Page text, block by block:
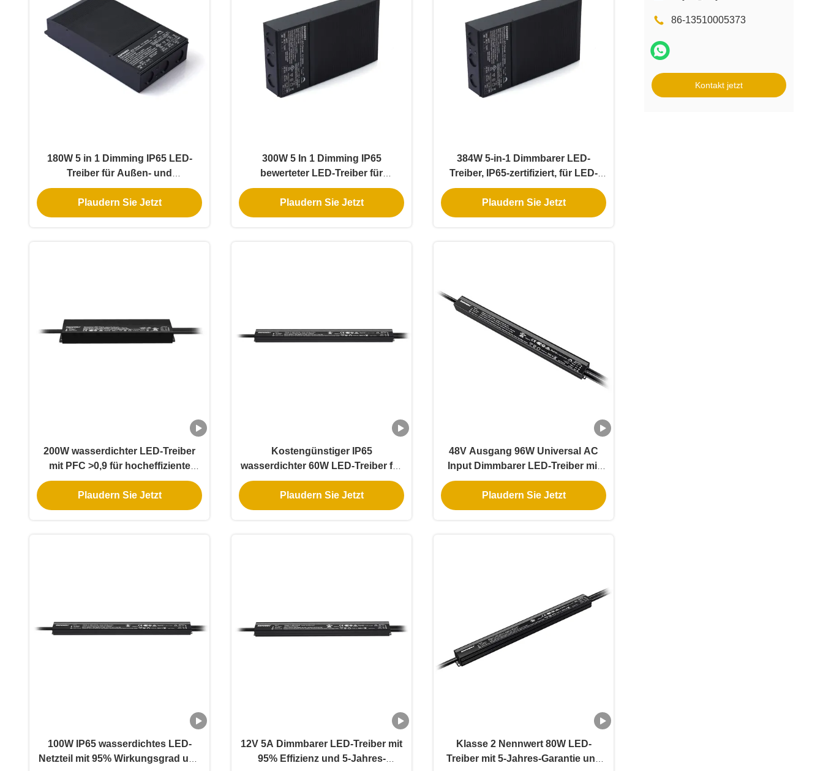
86-13510005373
Kontakt jetzt
180W 5 in 1 Dimming IP65 LED-
Treiber für Außen- und
Innenbeleuchtungsanwendungen
Plaudern Sie Jetzt
300W 5 In 1 Dimming IP65
bewerteter LED-Treiber für
dimmbare Stromversorgung
Plaudern Sie Jetzt
384W 5-in-1 Dimmbarer LED-
Treiber, IP65-zertifiziert, für LED-
Streifen und Pendelleuchten
Plaudern Sie Jetzt
200W wasserdichter LED-Treiber
mit PFC >0,9 für hocheffiziente
kommerzielle Projekte
Plaudern Sie Jetzt
Kostengünstiger IP65
wasserdichter 60W LED-Treiber für
Außenbeleuchtung mit
Aluminiumgehäuse
Plaudern Sie Jetzt
48V Ausgang 96W Universal AC
Input Dimmbarer LED-Treiber mit
IP67 wasserdichtem
Aluminiumgehäuse
Plaudern Sie Jetzt
100W IP65 wasserdichtes LED-
Netzteil mit 95% Wirkungsgrad und
12V 5A Dimmbarer LED-Treiber mit
95% Effizienz und 5-Jahres-
Klasse 2 Nennwert 80W LED-
Treiber mit 5-Jahres-Garantie und